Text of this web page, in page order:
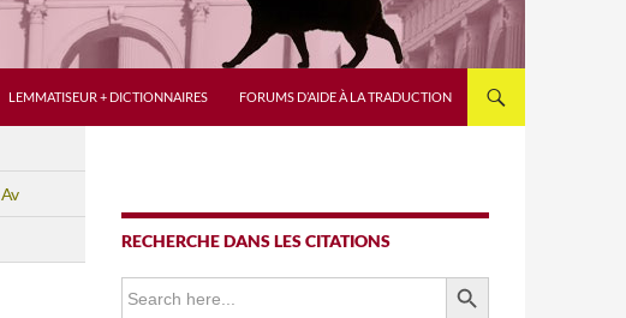
LEMMATISEUR + DICTIONNAIRES FORUMS D’AIDE À LA TRADUCTION
Av
RECHERCHE DANS LES CITATIONS
Search
for:
SEARCH BUTTON